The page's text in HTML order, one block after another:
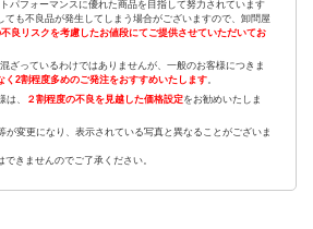
パフォーマンスに優れた商品を目指して努力されています
ても不良品が発生してしまう場合がございますので、卸問屋
良リスクを考慮したお値段にてご提供させていただいてお
ざっているわけではありませんが、一般のお客様につきま
く2割程度多めのご発注をおすすめいたします。
は、
２割程度の不良を見越した価格設定をお勧めいたしま
が変更になり、表示されている写真と異なることがございま
きませんのでご了承ください。